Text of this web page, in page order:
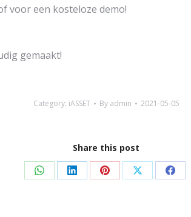
voor een kosteloze demo!
gemaakt!
Category: iASSET By admin 2021-05-05
Share this post
Share Share Share Share Share